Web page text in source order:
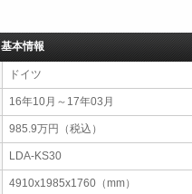
基本情報
ドイツ
16年10月～17年03月
985.9万円（税込）
LDA-KS30
4910x1985x1760（mm）